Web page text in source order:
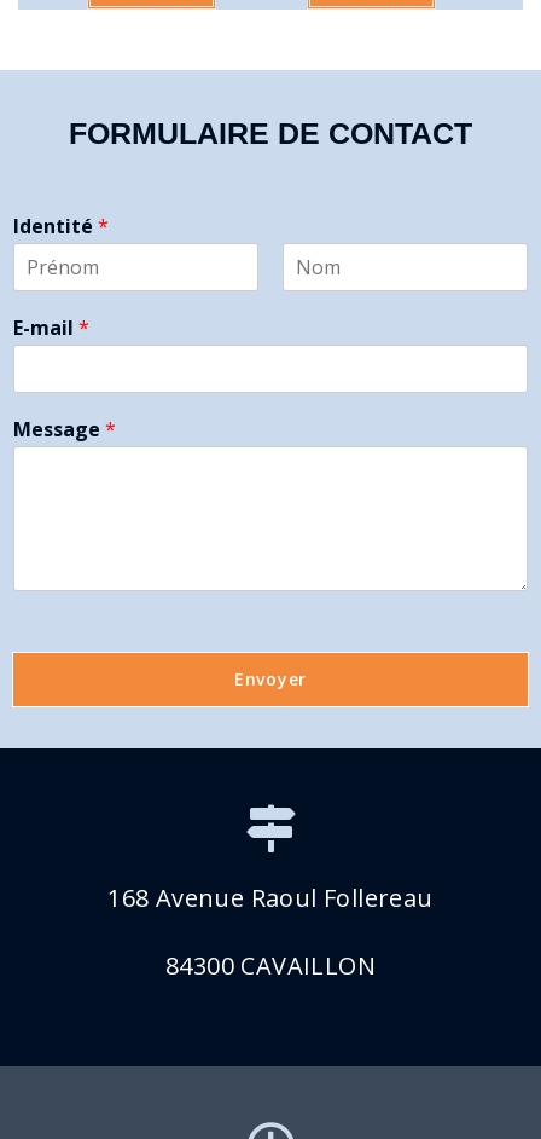
FORMULAIRE DE CONTACT
Identité *
r
é
m
E-mail *
Message *
Envoyer
168 Avenue Raoul Follereau
84300 CAVAILLON